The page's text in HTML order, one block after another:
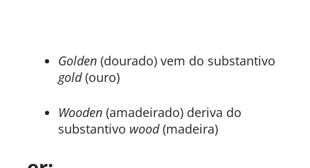
Golden (dourado) vem do substantivo
gold(ouro)
Wooden (amadeirado) deriva do
substantivo wood(madeira)